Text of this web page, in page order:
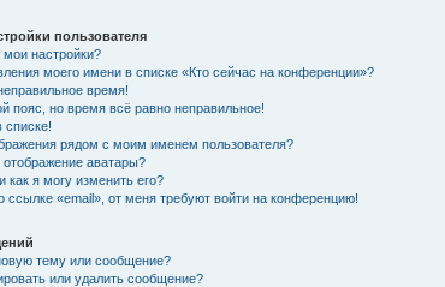
пользователя
настройки?
моего имени в списке «Кто сейчас на конференции»?
время!
пояс, но время всё равно неправильное!
списке!
рядом с моим именем пользователя?
аватары?
как я могу изменить его?
ссылке «email», от меня требуют войти на конференцию!
тему или сообщение?
или удалить сообщение?